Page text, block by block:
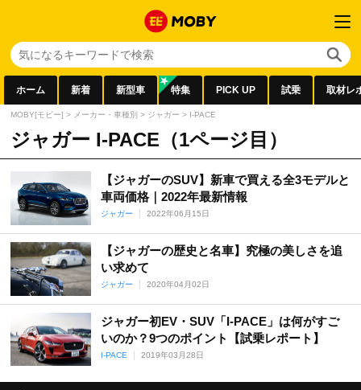
ホーム 新着 新型車 特集 PICK UP 試乗 取材レ
MOBY[モビー] > メーカー・車種別 > ジャガー > I-PACE
ジャガー I-PACE（1ページ目）
【ジャガーのSUV】新車で買える全3モデルと
車両価格｜2022年最新情報
ジャガー 2022年06月15日
【ジャガーの歴史と名車】究極の美しさを追
い求めて
ジャガー 2020年04月02日
ジャガー初EV・SUV「I-PACE」は何がすご
いのか？9つのポイント【試乗レポート】
I-PACE 2019年03月28日